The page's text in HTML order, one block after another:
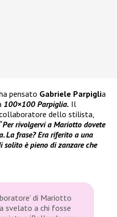
pensato Gabriele Parpiglia
100×100 Parpiglia. Il
dello stilista,
“Per rivolgervi a Mariotto dovete
La frase? Era riferito a una
solito è pieno di zanzare che
di Mariotto
svelato a chi fosse